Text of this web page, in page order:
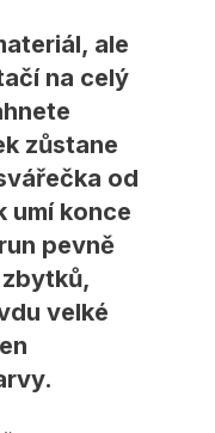
ale
na celý
zůstane
od
umí konce
pevně
velké